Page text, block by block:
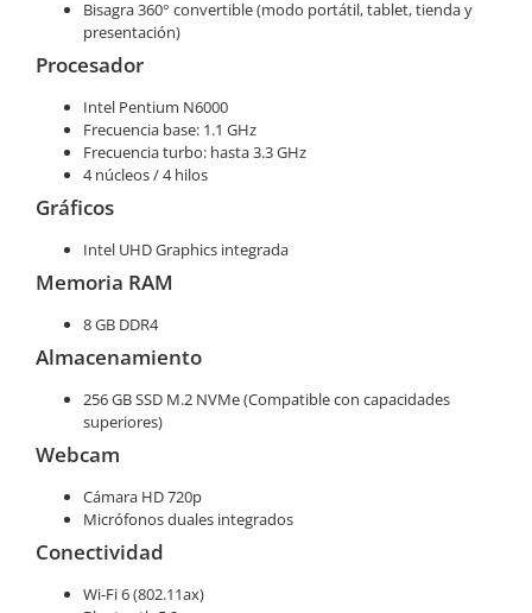
Bisagra 360° convertible (modo portátil, tablet, tienda y
presentación)
Procesador
Intel Pentium N6000
Frecuencia base: 1.1 GHz
Frecuencia turbo: hasta 3.3 GHz
4 núcleos / 4 hilos
Gráficos
Intel UHD Graphics integrada
Memoria RAM
8 GB DDR4
Almacenamiento
256 GB SSD M.2 NVMe (Compatible con capacidades
superiores)
Webcam
Cámara HD 720p
Micrófonos duales integrados
Conectividad
Wi-Fi 6 (802.11ax)